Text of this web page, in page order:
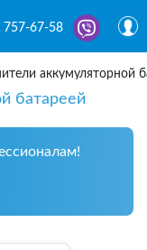
757-67-58
аккумуляторной
батареей